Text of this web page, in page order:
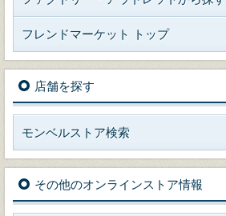
フレンドマーケット トップ
店舗を探す
モンベルストア検索
その他のオンラインストア情報